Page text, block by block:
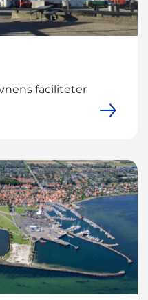
faciliteter